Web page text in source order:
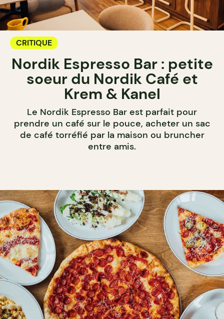
CRITIQUE
Nordik Espresso Bar : petite
soeur du Nordik Café et
Krem & Kanel
Le Nordik Espresso Bar est parfait pour
prendre un café sur le pouce, acheter un sac
de café torréfié par la maison ou bruncher
entre amis.